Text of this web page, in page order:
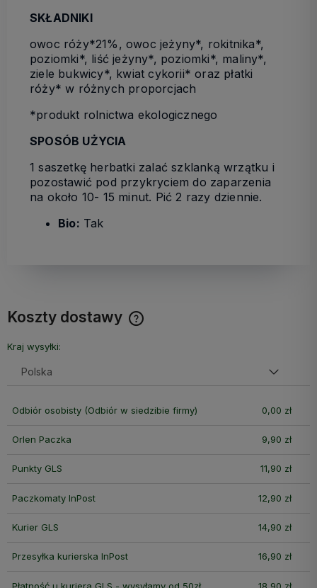
SKŁADNIKI
owoc róży*21%, owoc jeżyny*, rokitnika*,
poziomki*, liść jeżyny*, poziomki*, maliny*,
ziele bukwicy*, kwiat cykorii* oraz płatki
róży* w różnych proporcjach
*produkt rolnictwa ekologicznego
SPOSÓB UŻYCIA
1 saszetkę herbatki zalać szklanką wrzątku i
pozostawić pod przykryciem do zaparzenia
na około 10- 15 minut. Pić 2 razy dziennie.
Bio: Tak
Koszty dostawy
Kraj wysyłki:
Odbiór osobisty(Odbiór w siedzibie firmy) 0,00 zł
Orlen Paczka 9,90 zł
Punkty GLS 11,90 zł
Paczkomaty InPost 12,90 zł
Kurier GLS 14,90 zł
Przesyłka kurierska InPost 16,90 zł